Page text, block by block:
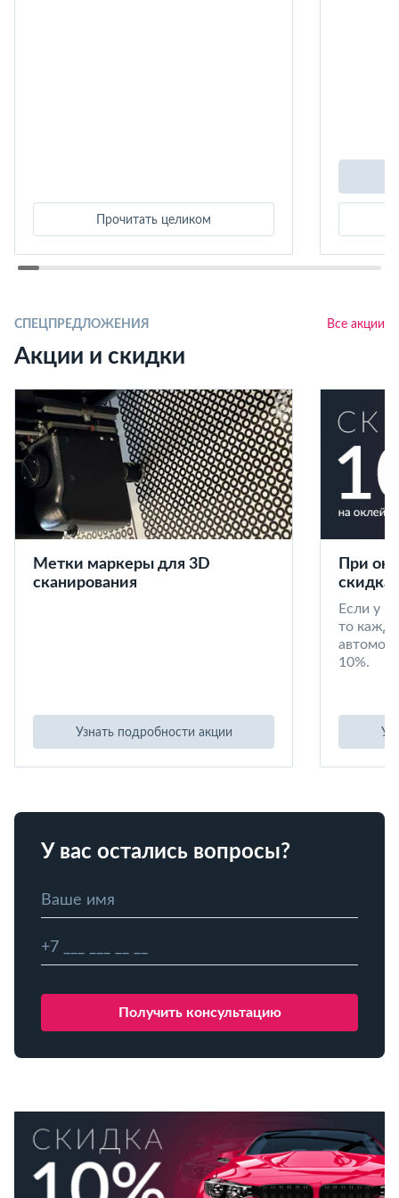
Прочитать целиком
СПЕЦПРЕДЛОЖЕНИЯ Все акции
Акции и скидки
Метки маркеры для 3D
сканирования
Узнать подробности акции
При
скидка
Если у
то
10%.
У вас остались вопросы?